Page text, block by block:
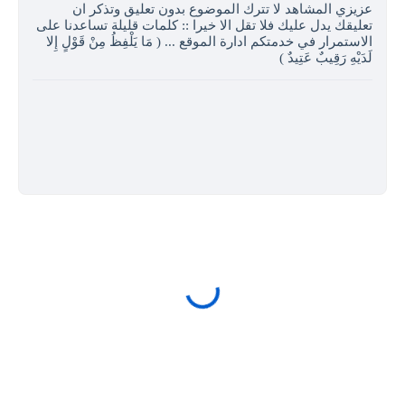
عزيزي المشاهد لا تترك الموضوع بدون تعليق وتذكر ان
تعليقك يدل عليك فلا تقل الا خيرا :: كلمات قليلة تساعدنا على
الاستمرار في خدمتكم ادارة الموقع ... ( مَا يَلْفِظُ مِنْ قَوْلٍ إِلا
لَدَيْهِ رَقِيبٌ عَتِيدٌ )